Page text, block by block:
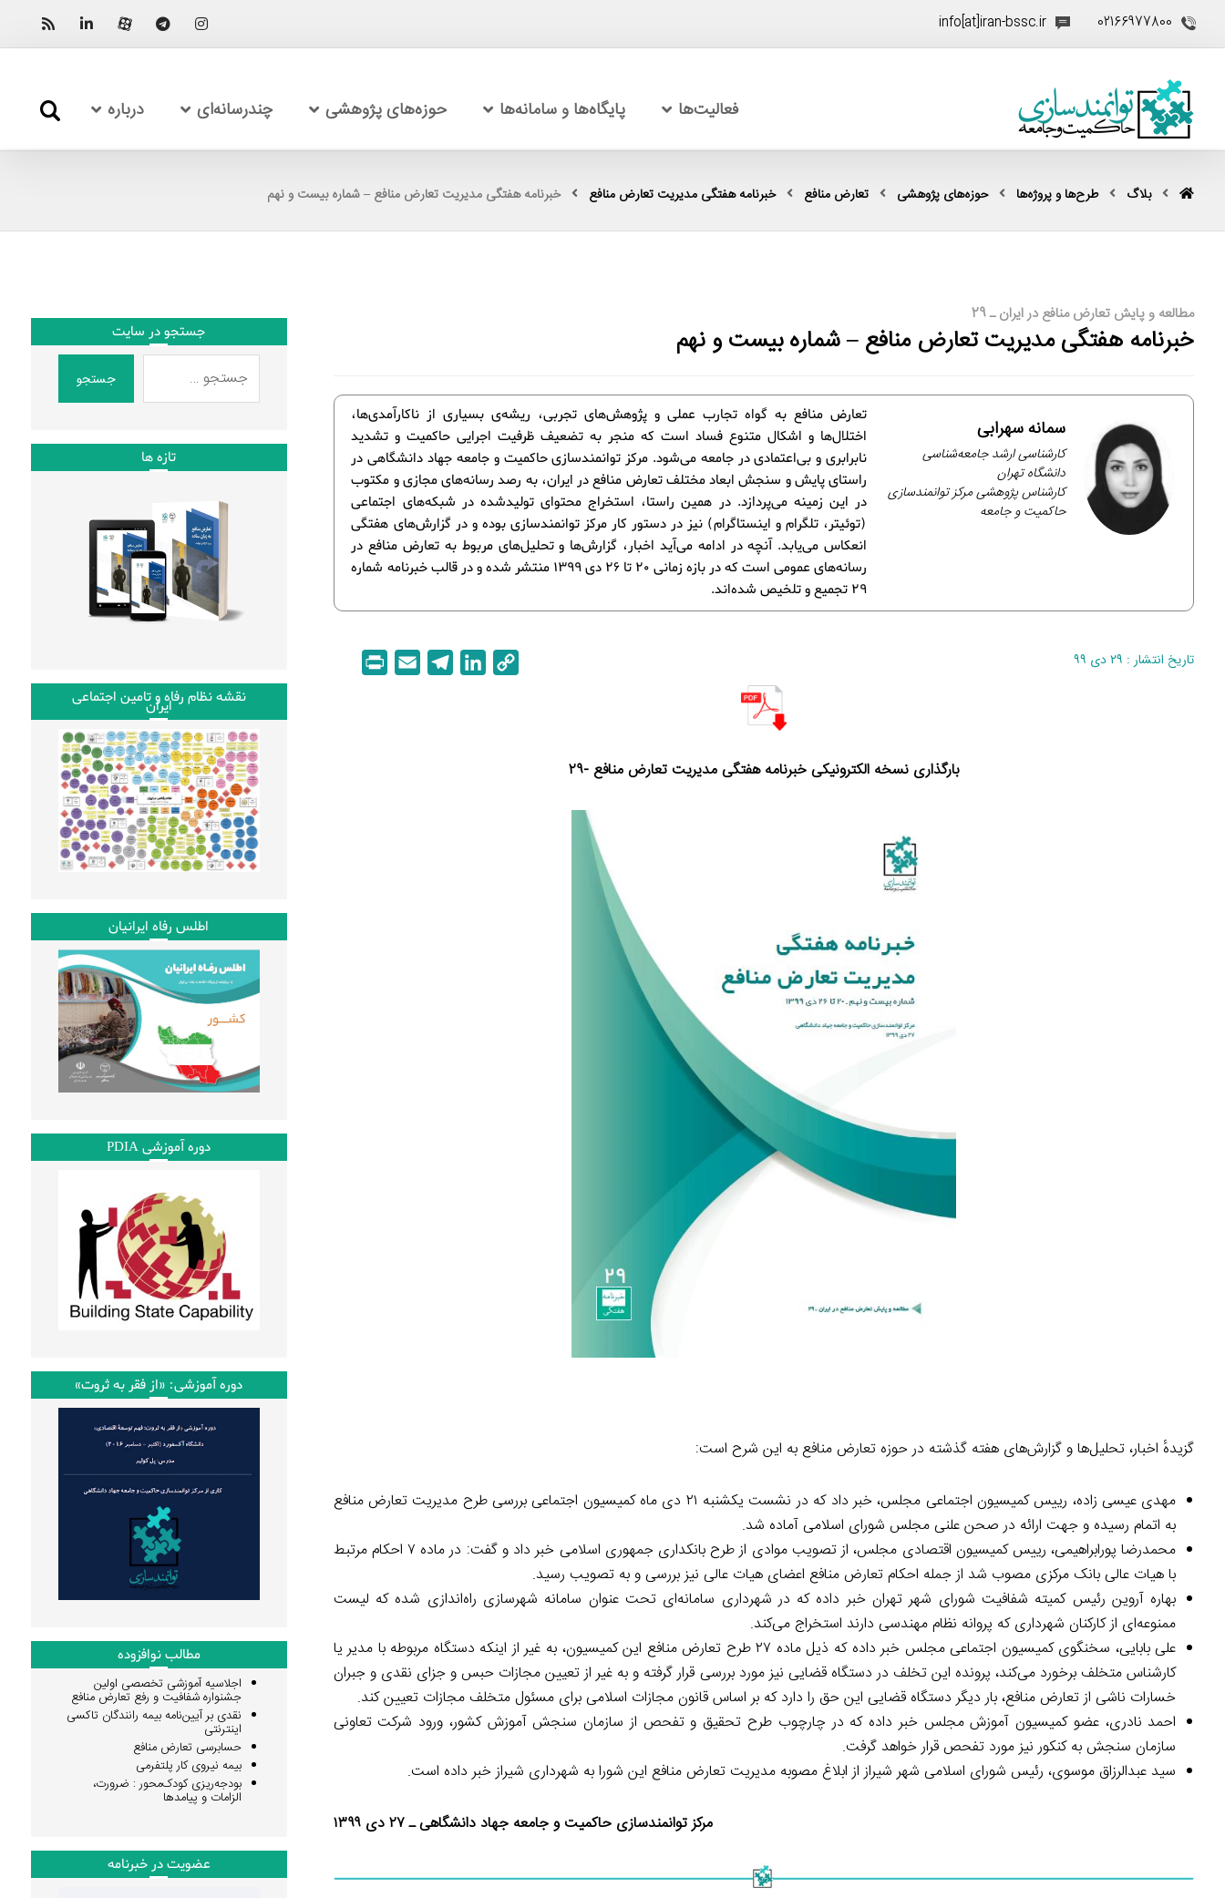
02166977800
info[at]iran-bssc.ir
فعالیت‌ها پایگاه‌ها و سامانه‌ها حوزه‌های پژوهشی چندرسانه‌ای درباره
بلاگ طرح‌ها و پروژه‌ها حوزه‌های پژوهشی تعارض منافع خبرنامه هفتگی مدیریت تعارض منافع خبرنامه هفتگی مدیریت تعارض منافع – شماره بیست و نهم
مطالعه و پایش تعارض منافع در ایران ـ 29
خبرنامه هفتگی مدیریت تعارض منافع – شماره بیست و نهم
تعارض منافع به گواه تجارب عملی و پژوهش‌های تجربی، ریشه‌ی بسیاری از ناکارآمدی‌ها،
اختلال‌ها و اشکال متنوع فساد است که منجر به تضعیف ظرفیت اجرایی حاکمیت و تشدید
نابرابری و بی‌اعتمادی در جامعه می‌شود. مرکز توانمندسازی حاکمیت و جامعه جهاد دانشگاهی در
راستای پایش و سنجش ابعاد مختلف تعارض منافع در ایران، به رصد رسانه‌های مجازی و مکتوب
در این زمینه می‌پردازد. در همین راستا، استخراج محتوای تولیدشده در شبکه‌های اجتماعی
(توئیتر، تلگرام و اینستاگرام) نیز در دستور کار مرکز توانمندسازی بوده و در گزارش‌های هفتگی
انعکاس می‌یابد. آنچه در ادامه می‌آید اخبار، گزارش‌ها و تحلیل‌های مربوط به تعارض منافع در
رسانه‌های عمومی است که در بازه زمانی 20 تا 26 دی 1399 منتشر شده و در قالب خبرنامه شماره
29 تجمیع و تلخیص شده‌اند.
سمانه سهرابی
کارشناسی ارشد جامعه‌شناسی
دانشگاه تهران
کارشناس پژوهشی مرکز توانمندسازی
حاکمیت و جامعه
تاریخ انتشار : ۲۹ دی ۹۹
بارگذاری نسخه الکترونیکی خبرنامه هفتگی مدیریت تعارض منافع -۲۹
گزیدهٔ اخبار، تحلیل‌ها و گزارش‌های هفته گذشته در حوزه تعارض منافع به این شرح است:
مهدی عیسی زاده، رییس کمیسیون اجتماعی مجلس، خبر داد که در نشست یکشنبه ۲۱ دی ماه کمیسیون اجتماعی بررسی طرح مدیریت تعارض منافع
به اتمام رسیده و جهت ارائه در صحن علنی مجلس شورای اسلامی آماده شد.
محمدرضا پورابراهیمی، رییس کمیسیون اقتصادی مجلس، از تصویب موادی از طرح بانکداری جمهوری اسلامی خبر داد و گفت: در ماده ۷ احکام مرتبط
با هیات عالی بانک مرکزی مصوب شد از جمله احکام تعارض منافع اعضای هیات عالی نیز بررسی و به تصویب رسید.
بهاره آروین رئیس کمیته شفافیت شورای شهر تهران خبر داده که در شهرداری سامانه‌ای تحت عنوان سامانه شهرسازی راه‌اندازی شده که لیست
ممنوعه‌ای از کارکنان شهرداری که پروانه نظام مهندسی دارند استخراج می‌کند.
علی بابایی، سخنگوی کمیسیون اجتماعی مجلس خبر داده که ذیل ماده ۲۷ طرح تعارض منافع این کمیسیون، به غیر از اینکه دستگاه مربوطه با مدیر یا
کارشناس متخلف برخورد می‌کند، پرونده این تخلف در دستگاه قضایی نیز مورد بررسی قرار گرفته و به غیر از تعیین مجازات حبس و جزای نقدی و جبران
خسارات ناشی از تعارض منافع، بار دیگر دستگاه قضایی این حق را دارد که بر اساس قانون مجازات اسلامی برای مسئول متخلف مجازات تعیین کند.
احمد نادری، عضو کمیسیون آموزش مجلس خبر داده که در چارچوب طرح تحقیق و تفحص از سازمان سنجش آموزش کشور، ورود شرکت تعاونی
سازمان سنجش به کنکور نیز مورد تفحص قرار خواهد گرفت.
سید عبدالرزاق موسوی، رئیس شورای اسلامی شهر شیراز از ابلاغ مصوبه مدیریت تعارض منافع این شورا به شهرداری شیراز خبر داده است.
مرکز توانمندسازی حاکمیت و جامعه جهاد دانشگاهی ـ ۲۷ دی ۱۳۹۹
جستجو در سایت
جستجو
تازه ها
نقشه نظام رفاه و تامین اجتماعی
ایران
اطلس رفاه ایرانیان
دوره آموزشی PDIA
دوره آموزشی: «از فقر به ثروت»
مطالب نوافزوده
اجلاسیه آموزشی تخصصی اولین
جشنواره شفافیت و رفع تعارض منافع
نقدی بر آیین‌نامه بیمه رانندگان تاکسی
اینترنتی
حسابرسی تعارض منافع
بیمه نیروی کار پلتفرمی
بودجه‌ریزی کودک‌محور : ضرورت،
الزامات و پیامدها
عضویت در خبرنامه